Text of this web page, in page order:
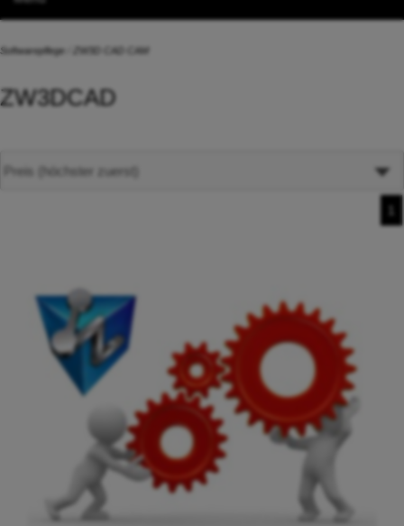
Softwarepflege ZW3D CAD CAM
ZW3DCAD